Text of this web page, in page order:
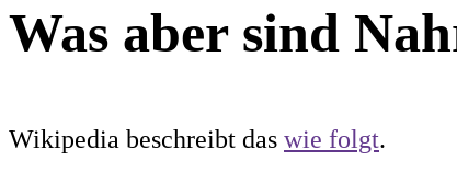
Was aber sind
Wikipedia beschreibt das wie folgt.